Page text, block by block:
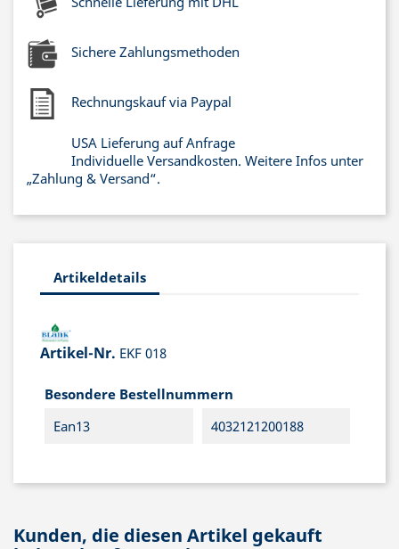
Sichere Zahlungsmethoden
Rechnungskauf via Paypal
USA Lieferung auf Anfrage
Individuelle Versandkosten. Weitere Infos unter
„Zahlung & Versand“.
Artikeldetails
Artikel-Nr. EKF 018
Besondere Bestellnummern
Ean13
4032121200188
Kunden, die diesen Artikel gekauft